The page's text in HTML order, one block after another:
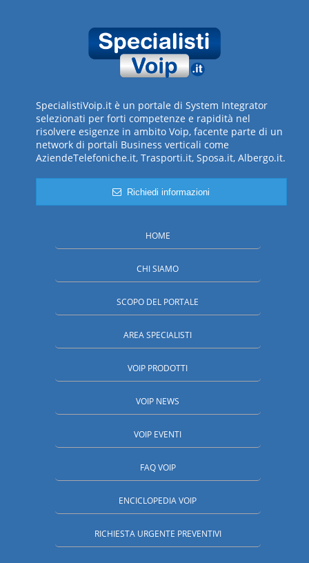
SpecialistiVoip.it è un portale di System Integrator
selezionati per forti competenze e rapidità nel
risolvere esigenze in ambito Voip, facente parte di un
network di portali Business verticali come
AziendeTelefoniche.it, Trasporti.it, Sposa.it, Albergo.it.
Richiedi informazioni
HOME
CHI SIAMO
SCOPO DEL PORTALE
AREA SPECIALISTI
VOIP PRODOTTI
VOIP NEWS
VOIP EVENTI
FAQ VOIP
ENCICLOPEDIA VOIP
RICHIESTA URGENTE PREVENTIVI